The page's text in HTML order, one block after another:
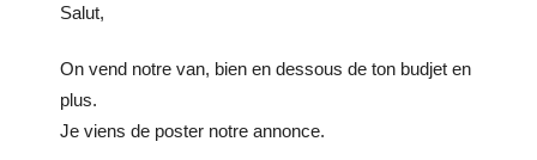
Salut,
On vend notre van, bien en dessous de ton budjet en
plus.
Je viens de poster notre annonce.